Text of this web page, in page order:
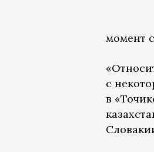
момент
с
в